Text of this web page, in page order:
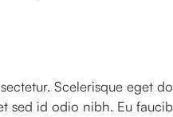
Scelerisque eget
sed id odio nibh. Eu